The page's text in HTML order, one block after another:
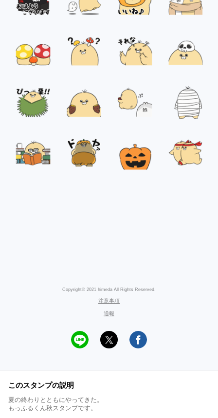
Copyright© 2021 himeda All Rights Reserved.
注意事項
通報
このスタンプの説明
夏の終わりとともにやってきた。
もっふるくん秋スタンプです。